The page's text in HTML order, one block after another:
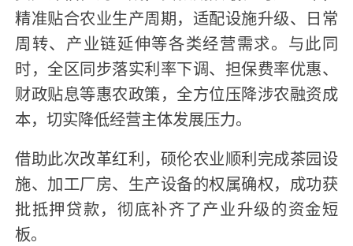
精准贴合农业生产周期，适配设施升级、日常
周转、产业链延伸等各类经营需求。与此同
时，全区同步落实利率下调、担保费率优惠、
财政贴息等惠农政策，全方位压降涉农融资成
本，切实降低经营主体发展压力。
借助此次改革红利，硕伦农业顺利完成茶园设
施、加工厂房、生产设备的权属确权，成功获
批抵押贷款，彻底补齐了产业升级的资金短
板。